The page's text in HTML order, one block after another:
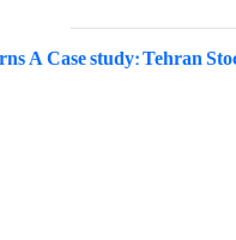
A Case study: Tehran